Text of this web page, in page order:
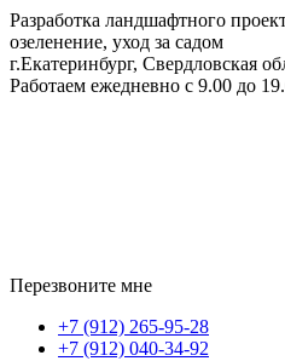
Разработка ландшафтного
озеленение, уход за садом
г.Екатеринбург, Свердловская
Работаем ежедневно с 9.00 до
Перезвоните мне
+7 (912) 265-95-28
+7 (912) 040-34-92